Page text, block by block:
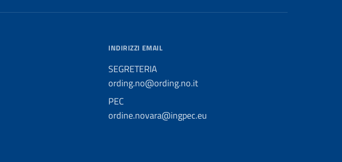
INDIRIZZI EMAIL
SEGRETERIA
ording.no@ording.no.it
PEC
ordine.novara@ingpec.eu